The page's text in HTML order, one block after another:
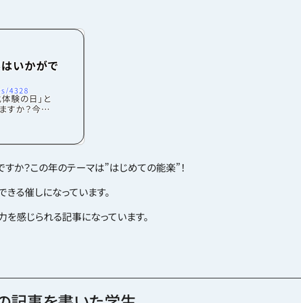
いかがで
4328
験の日」と
すか？今回
前年の9月に
クの開催が決
あります。
ない。ま
か？この年のテーマは”はじめての能楽”！
る催しになっています。
感じられる記事になっています。